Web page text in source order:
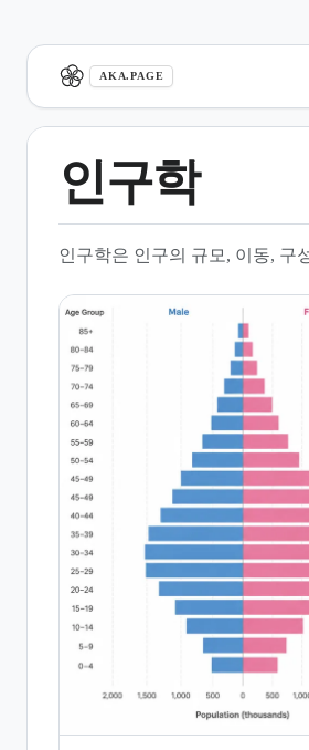
AKA.PAGE
인구학
인구학은 인구의 규모, 이동, 구
개요
터
인구 변동의 주요 요인
인구 변천 이론
인구 이론과 윤리적 쟁점
인구 구조 변화와 사회적 영향
같이 보기